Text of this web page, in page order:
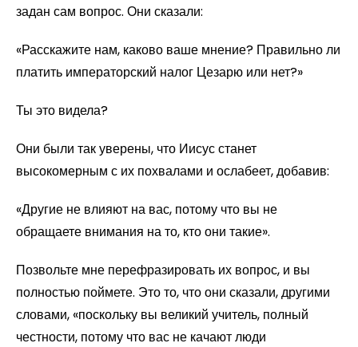
задан сам вопрос. Они сказали:
«Расскажите нам, каково ваше мнение? Правильно ли
платить императорский налог Цезарю или нет?»
Ты это видела?
Они были так уверены, что Иисус станет
высокомерным с их похвалами и ослабеет, добавив:
«Другие не влияют на вас, потому что вы не
обращаете внимания на то, кто они такие».
Позвольте мне перефразировать их вопрос, и вы
полностью поймете. Это то, что они сказали, другими
словами, «поскольку вы великий учитель, полный
честности, потому что вас не качают люди